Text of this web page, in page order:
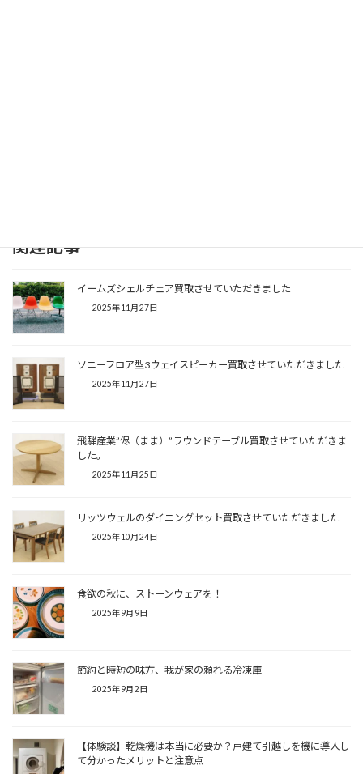
関連記事
イームズシェルチェア買取させていただきました
2025年11月27日
ソニーフロア型3ウェイスピーカー買取させていただきました
2025年11月27日
飛騨産業”侭（まま）”ラウンドテーブル買取させていただきま
した。
2025年11月25日
リッツウェルのダイニングセット買取させていただきました
2025年10月24日
食欲の秋に、ストーンウェアを！
2025年9月9日
節約と時短の味方、我が家の頼れる冷凍庫
2025年9月2日
【体験談】乾燥機は本当に必要か？戸建て引越しを機に導入し
て分かったメリットと注意点